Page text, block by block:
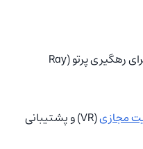
GPUهای انویدیا سرعتی قابل توجه نسبت به رقبا ارائه می دهند. GPU جدید RTX 4090 توانایی اجرای رهگیری پرتو (Ray
مجازی
(VR) و پشتیبانی